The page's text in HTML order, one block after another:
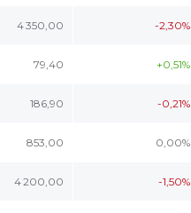
4 350,00 -2,30%
79,40 +0,51%
186,90 -0,21%
853,00 0,00%
4 200,00 -1,50%